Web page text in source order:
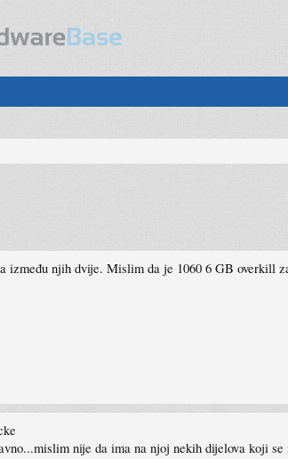
njih dvije. Mislim da je 1060 6 GB overkill
nije da ima na njoj nekih dijelova koji